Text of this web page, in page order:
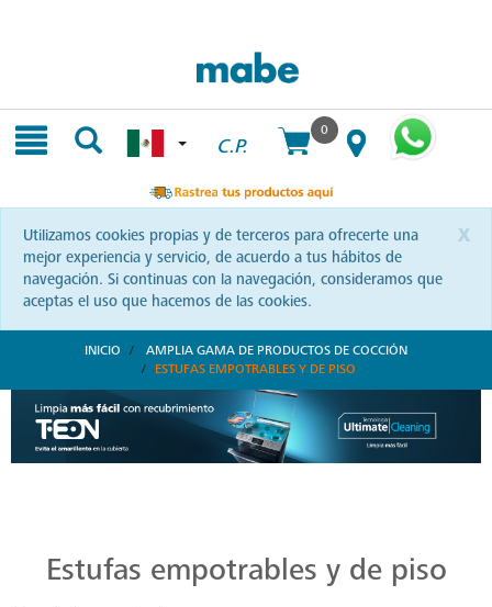
C.P.
0
x
Utilizamos cookies propias y de terceros para ofrecerte una
mejor experiencia y servicio, de acuerdo a tus hábitos de
navegación. Si continuas con la navegación, consideramos que
aceptas el uso que hacemos de las cookies.
INICIO
AMPLIA GAMA DE PRODUCTOS DE COCCIÓN
ESTUFAS EMPOTRABLES Y DE PISO
Estufas empotrables y de piso